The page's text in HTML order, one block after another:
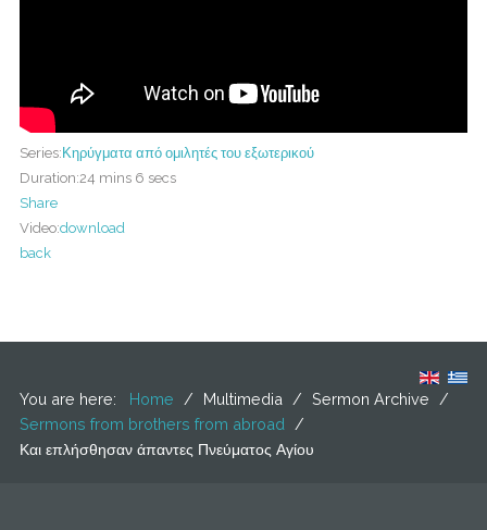
Series: Κηρύγματα από ομιλητές του εξωτερικού
Duration:24 mins 6 secs
Share
Video:download
back
You are here: Home / Multimedia / Sermon Archive /
Sermons from brothers from abroad /
Και επλήσθησαν άπαντες Πνεύματος Αγίου